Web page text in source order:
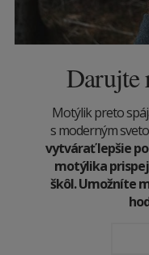
Darujte
Motýlik preto
s moderným
vytvárať lepšie
motýlika
škôl. Umožníte